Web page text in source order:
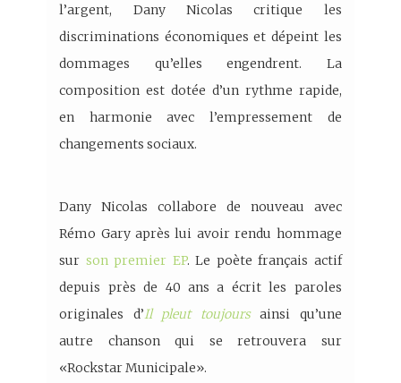
l’argent, Dany Nicolas critique les
discriminations économiques et dépeint les
dommages qu’elles engendrent. La
composition est dotée d’un rythme rapide,
en harmonie avec l’empressement de
changements sociaux.
Dany Nicolas collabore de nouveau avec
Rémo Gary après lui avoir rendu hommage
sur son premier EP. Le poète français actif
depuis près de 40 ans a écrit les paroles
originales d’Il pleut toujoursainsi qu’une
autre chanson qui se retrouvera sur
«Rockstar Municipale».